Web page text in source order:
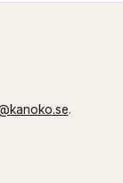
.